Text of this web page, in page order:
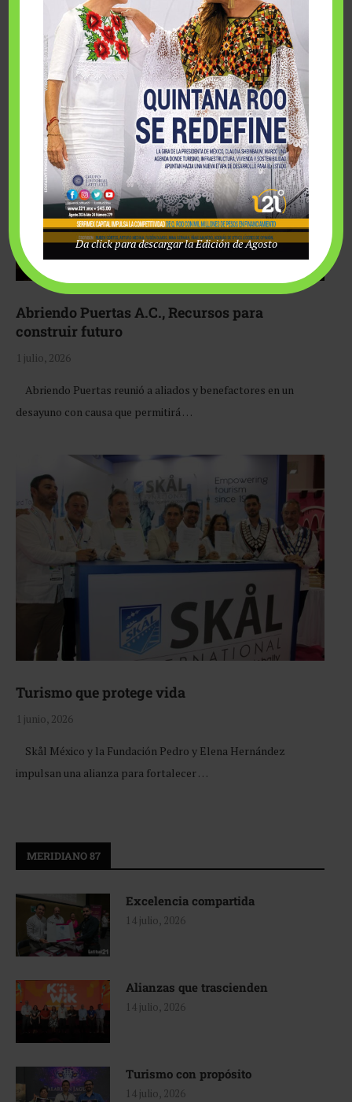
Fairmont Mayakoba y Make-A-Wish México unieron
esfuerzos para hacer realidad el deseo de una …
Abriendo Puertas A.C., Recursos para
construir futuro
1 julio, 2026
Abriendo Puertas reunió a aliados y benefactores en un
desayuno con causa que permitirá …
Turismo que protege vida
1 junio, 2026
Skål México y la Fundación Pedro y Elena Hernández
impulsan una alianza para fortalecer …
MERIDIANO 87
Excelencia compartida
14 julio, 2026
Alianzas que trascienden
14 julio, 2026
Turismo con propósito
14 julio, 2026
Da click para descargar la Edición de Agosto